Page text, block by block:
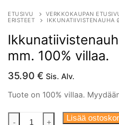
ETUSIVU VERKKOKAUPAN
ERISTEET
IKKUNATIIVISTENAUHA
mm. 100% villaa.
35.90 € Sis. Alv.
Tuote on 100% villaa.
Ikkunatiivistenauha
- + Lisää